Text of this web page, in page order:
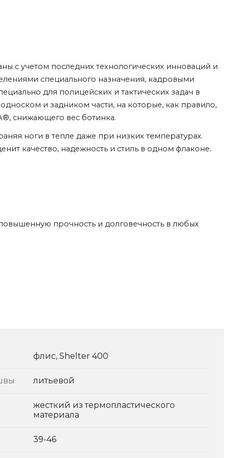
с учетом последних технологических инноваций и
специального назначения, кадровыми
для полицейских и тактических задач в
и задником части, на которые, как правило,
снижающего вес ботинка.
ноги в тепле даже при низких температурах.
качество, надежность и стиль в одном флаконе.
прочность и долговечность в любых
флис, Shelter 400
литьевой
жесткий из термопластического
материала
39-46